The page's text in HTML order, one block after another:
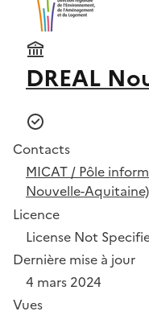
DREAL
Contacts
MICAT / Pôle
Nouvelle-Aquitaine)
Licence
License Not
Dernière mise à jour
4 mars 2024
Vues